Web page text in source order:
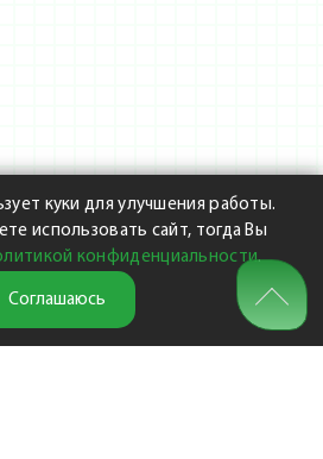
куки для улучшения работы.
использовать сайт, тогда Вы
конфиденциальности.
Соглашаюсь